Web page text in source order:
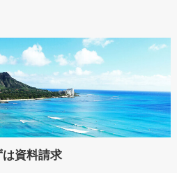
は資料請求